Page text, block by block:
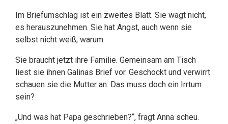
Im Briefumschlag ist ein zweites Blatt. Sie wagt nicht,
es herauszunehmen. Sie hat Angst, auch wenn sie
selbst nicht weiß, warum.
Sie braucht jetzt ihre Familie. Gemeinsam am Tisch
liest sie ihnen Galinas Brief vor. Geschockt und verwirrt
schauen sie die Mutter an. Das muss doch ein Irrtum
sein?
„Und was hat Papa geschrieben?“, fragt Anna scheu.